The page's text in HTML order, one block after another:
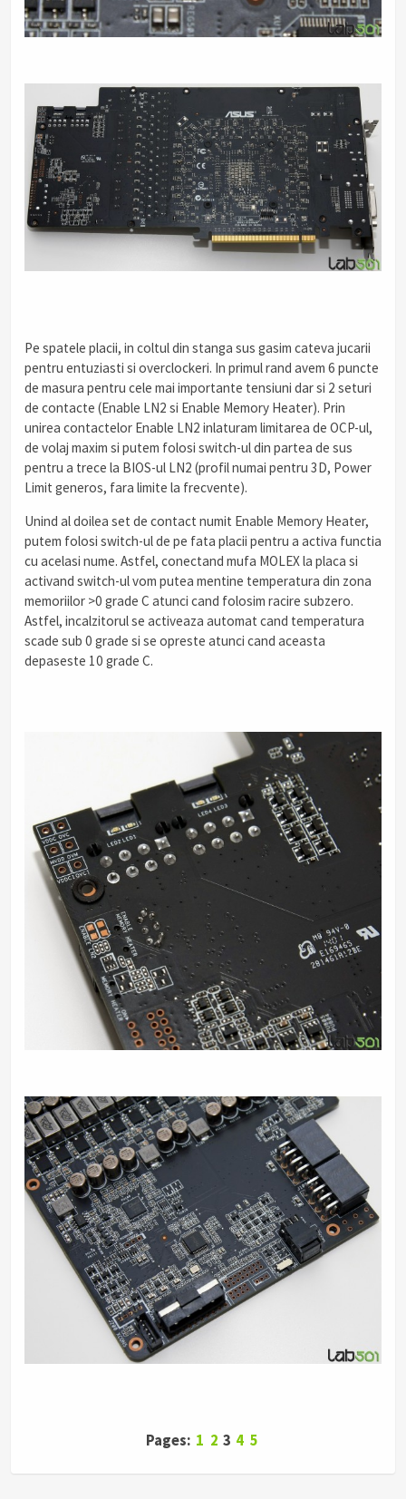
Pe spatele placii, in coltul din stanga sus gasim cateva jucarii
pentru entuziasti si overclockeri. In primul rand avem 6 puncte
de masura pentru cele mai importante tensiuni dar si 2 seturi
de contacte (Enable LN2 si Enable Memory Heater). Prin
unirea contactelor Enable LN2 inlaturam limitarea de OCP-ul,
de volaj maxim si putem folosi switch-ul din partea de sus
pentru a trece la BIOS-ul LN2 (profil numai pentru 3D, Power
Limit generos, fara limite la frecvente).
Unind al doilea set de contact numit Enable Memory Heater,
putem folosi switch-ul de pe fata placii pentru a activa functia
cu acelasi nume. Astfel, conectand mufa MOLEX la placa si
activand switch-ul vom putea mentine temperatura din zona
memoriilor >0 grade C atunci cand folosim racire subzero.
Astfel, incalzitorul se activeaza automat cand temperatura
scade sub 0 grade si se opreste atunci cand aceasta
depaseste 10 grade C.
Pages: 1 2 3 4 5